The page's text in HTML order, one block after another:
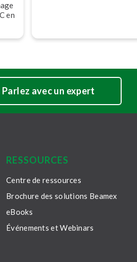
en
Parlez avec un expert
RESSOURCES
Centre de ressources
Brochure des solutions Beamex
eBooks
Événements et Webinars